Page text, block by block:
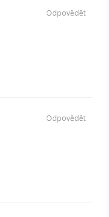
Odpovědět
Odpovědět